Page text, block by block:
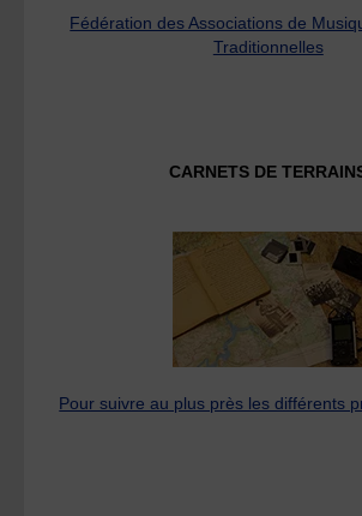
Fédération des Associations de
Traditionnelles
CARNETS DE
Pour suivre au plus près les différents